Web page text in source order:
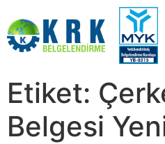
Etiket:
Belgesi